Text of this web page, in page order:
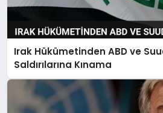
Irak Hükümetinden ABD ve
Saldırılarına Kınama